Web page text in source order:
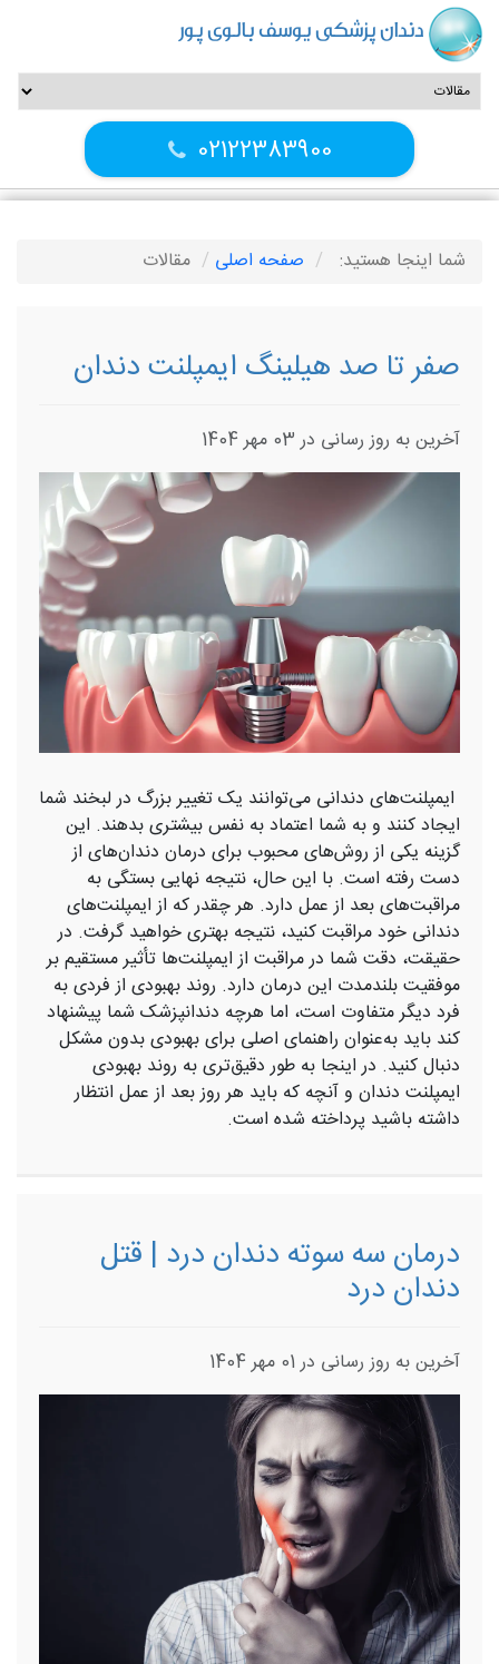
دندان پزشکی یوسف بالوی پور
02122383900
شما اینجا هستید: صفحه اصلی مقالات
صفر تا صد هیلینگ ایمپلنت دندان
آخرین به روز رسانی در 03 مهر 1404
ایمپلنت‌های دندانی می‌توانند یک تغییر بزرگ در لبخند شما
ایجاد کنند و به شما اعتماد به نفس بیشتری بدهند. این
گزینه یکی از روش‌های محبوب برای درمان دندان‌های از
دست رفته است. با این حال، نتیجه نهایی بستگی به
مراقبت‌های بعد از عمل دارد. هر چقدر که از ایمپلنت‌های
دندانی خود مراقبت کنید، نتیجه بهتری خواهید گرفت. در
حقیقت، دقت شما در مراقبت از ایمپلنت‌ها تأثیر مستقیم بر
موفقیت بلندمدت این درمان دارد. روند بهبودی از فردی به
فرد دیگر متفاوت است، اما هرچه دندانپزشک شما پیشنهاد
کند باید به‌عنوان راهنمای اصلی برای بهبودی بدون مشکل
دنبال کنید. در اینجا به طور دقیق‌تری به روند بهبودی
ایمپلنت دندان و آنچه که باید هر روز بعد از عمل انتظار
داشته باشید پرداخته شده است.
درمان سه سوته دندان‌ درد | قتل
دندان‌ درد
آخرین به روز رسانی در 01 مهر 1404